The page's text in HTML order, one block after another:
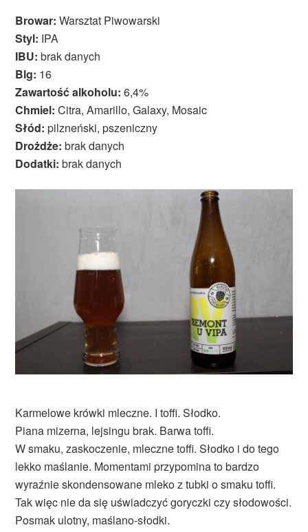
Browar: Warsztat Piwowarski
Styl: IPA
IBU: brak danych
Blg: 16
Zawartość alkoholu: 6,4%
Chmiel: Citra, Amarillo, Galaxy, Mosaic
Słód: pilzneński, pszeniczny
Drożdże: brak danych
Dodatki: brak danych
Karmelowe krówki mleczne. I toffi. Słodko.
Piana mizerna, lejsingu brak. Barwa toffi.
W smaku, zaskoczenie, mleczne toffi. Słodko i do tego
lekko maślanie. Momentami przypomina to bardzo
wyraźnie skondensowane mleko z tubki o smaku toffi.
Tak więc nie da się uświadczyć goryczki czy słodowości.
Posmak ulotny, maślano-słodki.